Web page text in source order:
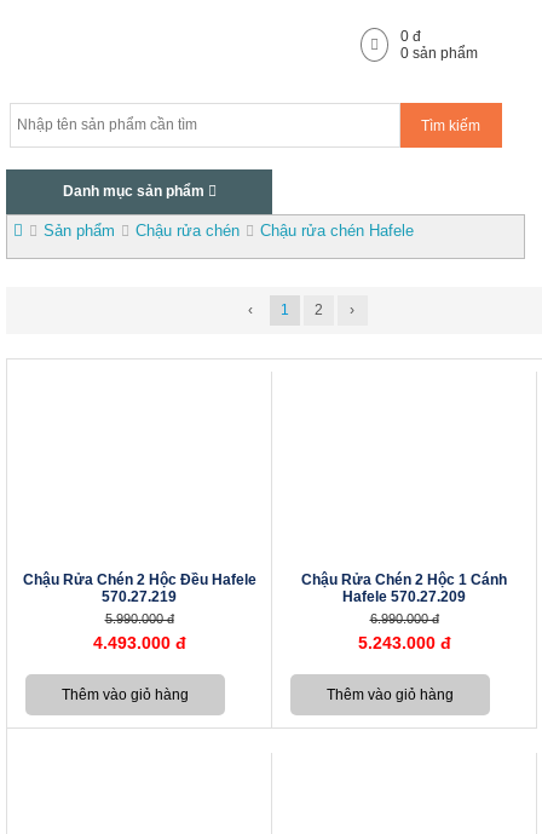
Tìm kiếm
0 đ
0 sản phẩm
Danh mục sản phẩm
Sản phẩm Chậu rửa chén Chậu rửa chén Hafele
‹ 1 2 ›
Chậu Rửa Chén 2 Hộc Đều Hafele
570.27.219
5.990.000 đ
4.493.000 đ
Chậu Rửa Chén 2 Hộc 1 Cánh
Hafele 570.27.209
6.990.000 đ
5.243.000 đ